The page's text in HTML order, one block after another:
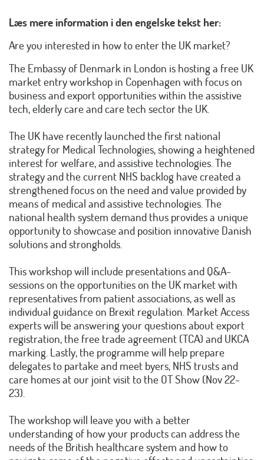
Læs mere information i den engelske tekst her:
Are you interested in how to enter the UK market?
The Embassy of Denmark in London is hosting a free UK
market entry workshop in Copenhagen with focus on
business and export opportunities within the assistive
tech, elderly care and care tech sector the UK.
The UK have recently launched the first national
strategy for Medical Technologies, showing a heightened
interest for welfare, and assistive technologies. The
strategy and the current NHS backlog have created a
strengthened focus on the need and value provided by
means of medical and assistive technologies. The
national health system demand thus provides a unique
opportunity to showcase and position innovative Danish
solutions and strongholds.
This workshop will include presentations and Q&A-
sessions on the opportunities on the UK market with
representatives from patient associations, as well as
individual guidance on Brexit regulation. Market Access
experts will be answering your questions about export
registration, the free trade agreement (TCA) and UKCA
marking. Lastly, the programme will help prepare
delegates to partake and meet byers, NHS trusts and
care homes at our joint visit to the OT Show (Nov 22-
23).
The workshop will leave you with a better
understanding of how your products can address the
needs of the British healthcare system and how to